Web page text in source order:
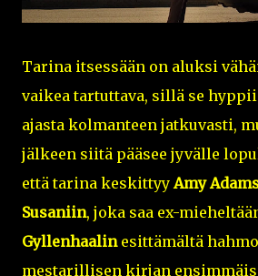
Tarina itsessään on aluksi
vaikea tartuttava, sillä se
ajasta kolmanteen jatkuvasti,
jälkeen siitä pääsee jyvälle
että tarina keskittyyAmy
Susaniin, joka saa ex-
Gyllenhaalin esittämältä
mestarillisen kirjan